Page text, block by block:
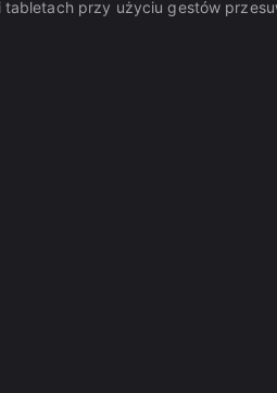
przy użyciu gestów